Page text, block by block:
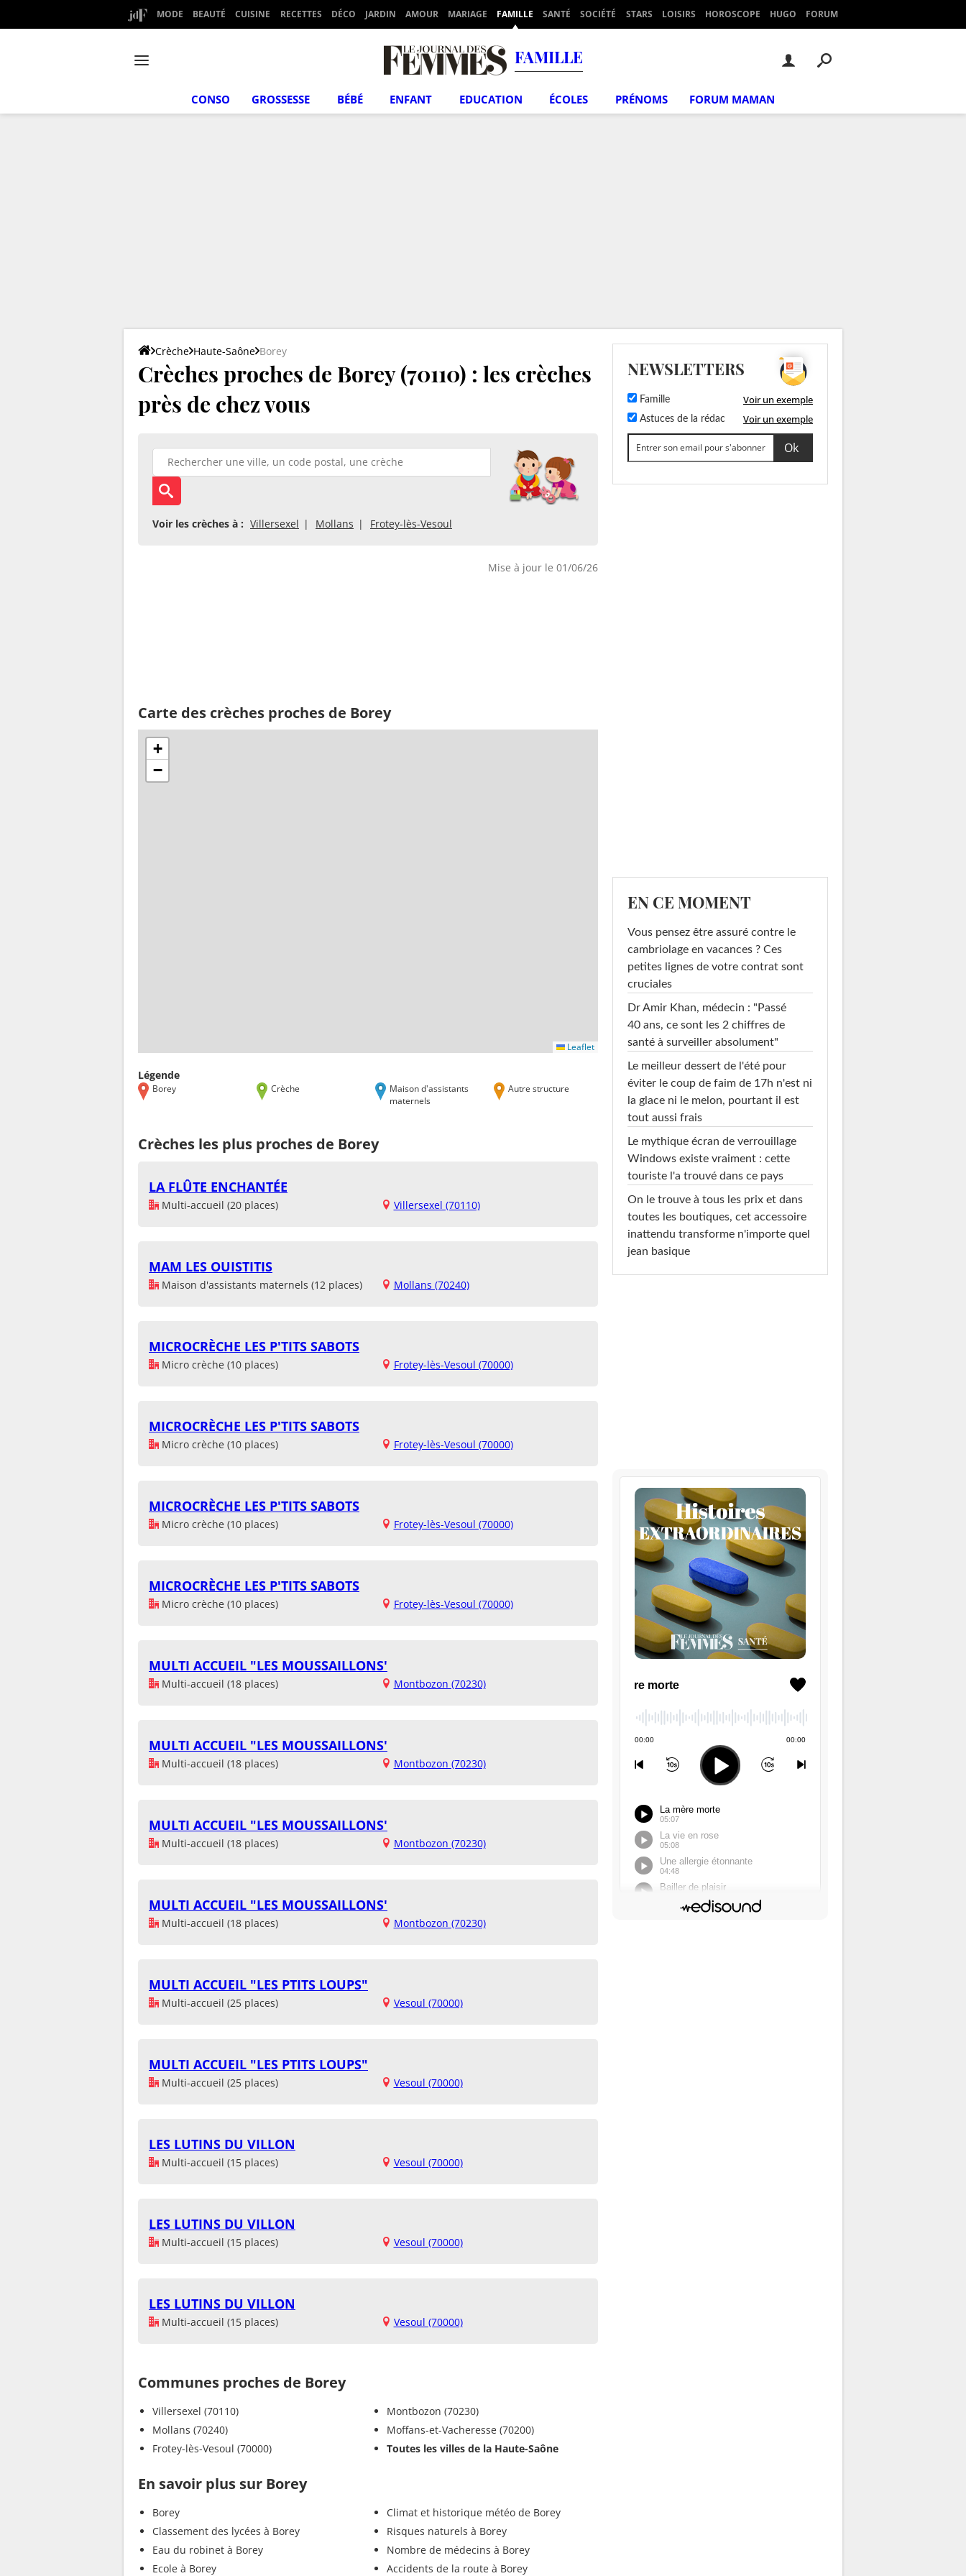
MODE BEAUTÉ CUISINE RECETTES DÉCO JARDIN AMOUR MARIAGE FAMILLE SANTÉ SOCIÉTÉ STARS LOISIRS HOROSCOPE HUGO FORUM
FAMILLE
CONSO GROSSESSE BÉBÉ ENFANT EDUCATION ÉCOLES PRÉNOMS FORUM MAMAN
Crèche Haute-Saône Borey
Crèches proches de Borey (70110) : les crèches
près de chez vous
Voir les crèches à : Villersexel Mollans Frotey-lès-Vesoul
Mise à jour le 01/06/26
Carte des crèches proches de Borey
+
−
Leaflet
Légende
Borey Crèche
Maison d'assistants
maternels
Autre structure
Crèches les plus proches de Borey
LA FLÛTE ENCHANTÉE
Multi-accueil (20 places) Villersexel (70110)
MAM LES OUISTITIS
Maison d'assistants maternels (12 places) Mollans (70240)
MICROCRÈCHE LES P'TITS SABOTS
Micro crèche (10 places) Frotey-lès-Vesoul (70000)
MICROCRÈCHE LES P'TITS SABOTS
Micro crèche (10 places) Frotey-lès-Vesoul (70000)
MICROCRÈCHE LES P'TITS SABOTS
Micro crèche (10 places) Frotey-lès-Vesoul (70000)
MICROCRÈCHE LES P'TITS SABOTS
Micro crèche (10 places) Frotey-lès-Vesoul (70000)
MULTI ACCUEIL "LES MOUSSAILLONS'
Multi-accueil (18 places) Montbozon (70230)
MULTI ACCUEIL "LES MOUSSAILLONS'
Multi-accueil (18 places) Montbozon (70230)
MULTI ACCUEIL "LES MOUSSAILLONS'
Multi-accueil (18 places) Montbozon (70230)
MULTI ACCUEIL "LES MOUSSAILLONS'
Multi-accueil (18 places) Montbozon (70230)
MULTI ACCUEIL "LES PTITS LOUPS"
Multi-accueil (25 places) Vesoul (70000)
MULTI ACCUEIL "LES PTITS LOUPS"
Multi-accueil (25 places) Vesoul (70000)
LES LUTINS DU VILLON
Multi-accueil (15 places) Vesoul (70000)
LES LUTINS DU VILLON
Multi-accueil (15 places) Vesoul (70000)
LES LUTINS DU VILLON
Multi-accueil (15 places) Vesoul (70000)
Communes proches de Borey
Villersexel (70110)
Mollans (70240)
Frotey-lès-Vesoul (70000)
Montbozon (70230)
Moffans-et-Vacheresse (70200)
Toutes les villes de la Haute-Saône
En savoir plus sur Borey
Borey
Classement des lycées à Borey
Eau du robinet à Borey
Ecole à Borey
Climat et historique météo de Borey
Risques naturels à Borey
Nombre de médecins à Borey
Accidents de la route à Borey
NEWSLETTERS
Famille Voir un exemple
Astuces de la rédac Voir un exemple
EN CE MOMENT
Vous pensez être assuré contre le
cambriolage en vacances ? Ces
petites lignes de votre contrat sont
cruciales
Dr Amir Khan, médecin : "Passé
40 ans, ce sont les 2 chiffres de
santé à surveiller absolument"
Le meilleur dessert de l'été pour
éviter le coup de faim de 17h n'est ni
la glace ni le melon, pourtant il est
tout aussi frais
Le mythique écran de verrouillage
Windows existe vraiment : cette
touriste l'a trouvé dans ce pays
On le trouve à tous les prix et dans
toutes les boutiques, cet accessoire
inattendu transforme n'importe quel
jean basique